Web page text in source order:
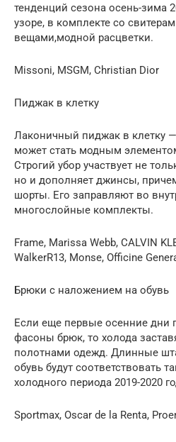
тенденций сезона осень-зима
узоре, в комплекте со
вещами,модной расцветки.
Missoni, MSGM, Christian Dior
Пиджак в клетку
Лаконичный пиджак в клетку
может стать модным
Строгий убор участвует не
но и дополняет джинсы,
шорты. Его заправляют во
многослойные комплекты.
Frame, Marissa Webb, CALVIN
WalkerR13, Monse, Officine
Брюки с наложением на обувь
Если еще первые осенние дни
фасоны брюк, то холода
полотнами одежд. Длинные
обувь будут соответствовать
холодного периода 2019-2020
Sportmax, Oscar de la Renta,